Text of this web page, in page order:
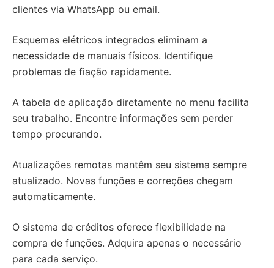
clientes via WhatsApp ou email.
Esquemas elétricos integrados eliminam a
necessidade de manuais físicos. Identifique
problemas de fiação rapidamente.
A tabela de aplicação diretamente no menu facilita
seu trabalho. Encontre informações sem perder
tempo procurando.
Atualizações remotas mantêm seu sistema sempre
atualizado. Novas funções e correções chegam
automaticamente.
O sistema de créditos oferece flexibilidade na
compra de funções. Adquira apenas o necessário
para cada serviço.